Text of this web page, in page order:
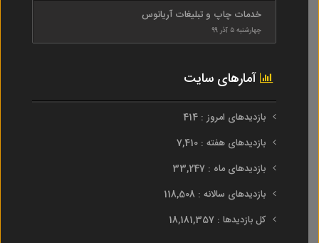
خدمات چاپ و تبلیغات آریانوس
چهارشنبه ۵ آذر ۹۹
آمارهای سایت
بازدیدهای امروز : 414
بازدیدهای هفته : 7,410
بازدیدهای ماه : 33,247
بازدیدهای سالانه : 118,508
کل بازدیدها : 18,181,357